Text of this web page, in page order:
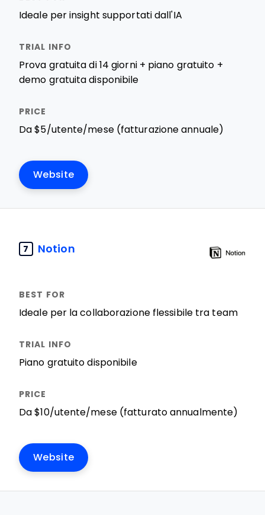
Ideale per insight supportati dall'IA
Prova gratuita di 14 giorni + piano gratuito +
demo gratuita disponibile
Da $5/utente/mese (fatturazione annuale)
Website
7 Notion
Ideale per la collaborazione flessibile tra team
Piano gratuito disponibile
Da $10/utente/mese (fatturato annualmente)
Website